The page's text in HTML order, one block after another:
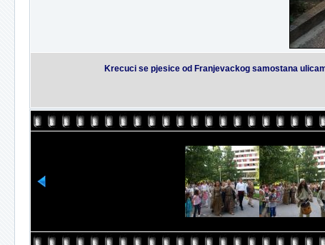
Krecuci se pjesice od Franjevackog samostana